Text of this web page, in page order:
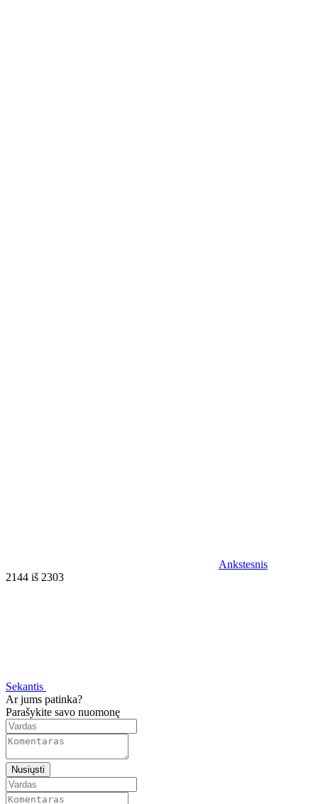
Ankstesnis
2144 iš 2303
Sekantis
Ar jums patinka?
Parašykite savo nuomonę
Nusiųsti